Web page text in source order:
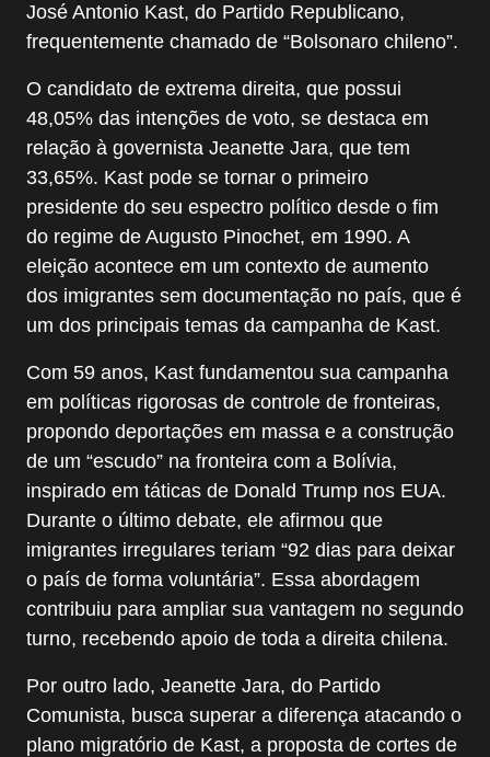
José Antonio Kast, do Partido Republicano,
frequentemente chamado de “Bolsonaro chileno”.
O candidato de extrema direita, que possui
48,05% das intenções de voto, se destaca em
relação à governista Jeanette Jara, que tem
33,65%. Kast pode se tornar o primeiro
presidente do seu espectro político desde o fim
do regime de Augusto Pinochet, em 1990. A
eleição acontece em um contexto de aumento
dos imigrantes sem documentação no país, que é
um dos principais temas da campanha de Kast.
Com 59 anos, Kast fundamentou sua campanha
em políticas rigorosas de controle de fronteiras,
propondo deportações em massa e a construção
de um “escudo” na fronteira com a Bolívia,
inspirado em táticas de Donald Trump nos EUA.
Durante o último debate, ele afirmou que
imigrantes irregulares teriam “92 dias para deixar
o país de forma voluntária”. Essa abordagem
contribuiu para ampliar sua vantagem no segundo
turno, recebendo apoio de toda a direita chilena.
Por outro lado, Jeanette Jara, do Partido
Comunista, busca superar a diferença atacando o
plano migratório de Kast, a proposta de cortes de